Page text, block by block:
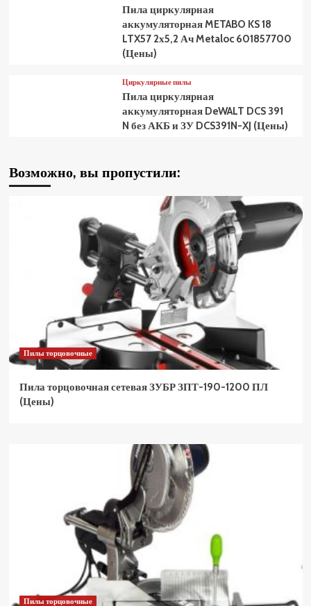
Пила циркулярная
аккумуляторная METABO KS 18
LTX57 2х5,2 Ач Metaloc 601857700
(Цены)
Циркулярные пилы
Пила циркулярная
аккумуляторная DeWALT DCS 391
N без АКБ и ЗУ DCS391N-XJ (Цены)
Возможно, вы пропустили:
Пилы торцовочные
Пила торцовочная сетевая ЗУБР ЗПТ-190-1200 ПЛ
(Цены)
Пилы торцовочные